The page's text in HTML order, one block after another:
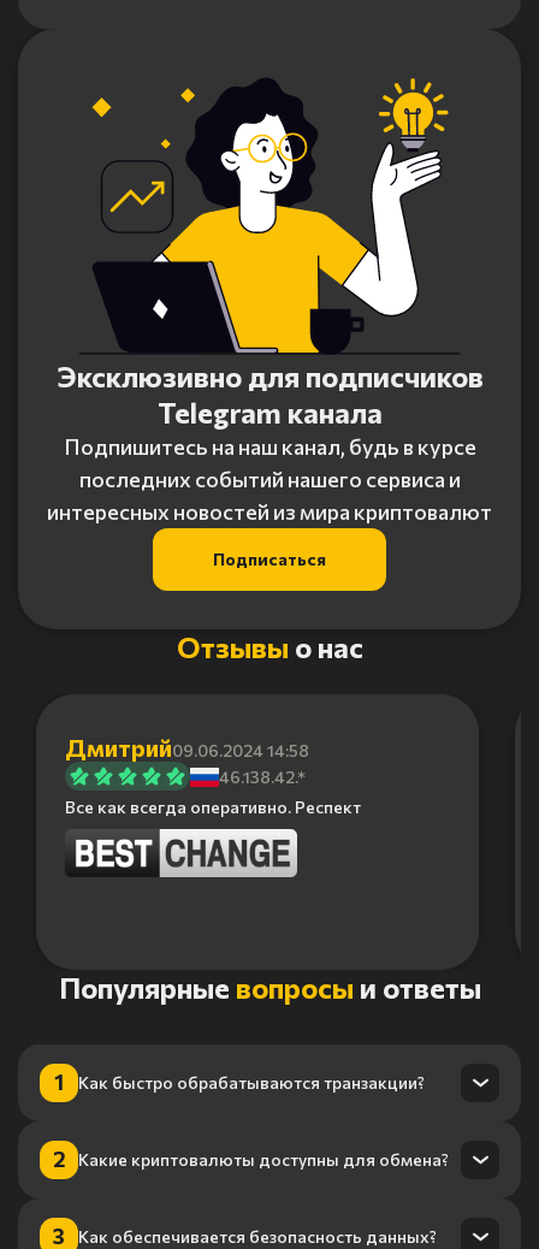
Эксклюзивно для подписчиков
Telegram канала
Подпишитесь на наш канал, будь в курсе
последних событий нашего сервиса и
интересных новостей из мира криптовалют
Подписаться
Отзывы о нас
Дмитрий09.06.2024 14:58
46.138.42.*
Все как всегда оперативно. Респект
Популярные вопросы и ответы
1 Как быстро обрабатываются транзакции?
Транзакции обрабатываются в течение нескольких минут
благодаря нашему высокопроизводительному
2 Какие криптовалюты доступны для обмена?
Мы поддерживаем более 100 криптовалют, включая
3 Как обеспечивается безопасность данных?